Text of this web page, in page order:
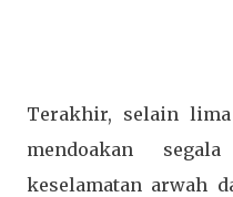
Terakhir, selain
mendoakan
keselamatan arwah